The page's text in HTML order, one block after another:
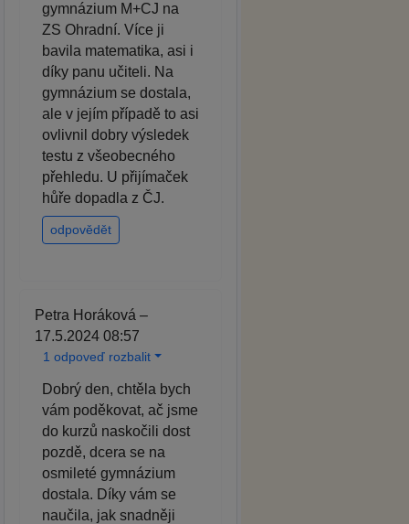
gymnázium M+CJ na
ZS Ohradní. Více ji
bavila matematika, asi i
díky panu učiteli. Na
gymnázium se dostala,
ale v jejím případě to asi
ovlivnil dobry výsledek
testu z všeobecného
přehledu. U přijímaček
hůře dopadla z ČJ.
odpovědět
Petra Horáková –
17.5.2024 08:57
1 odpoveď rozbalit
Dobrý den, chtěla bych
vám poděkovat, ač jsme
do kurzů naskočili dost
pozdě, dcera se na
osmileté gymnázium
dostala. Díky vám se
naučila, jak snadněji